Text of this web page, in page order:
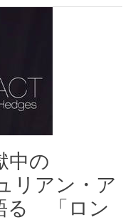
中の
リアン・ア
る 「ロン